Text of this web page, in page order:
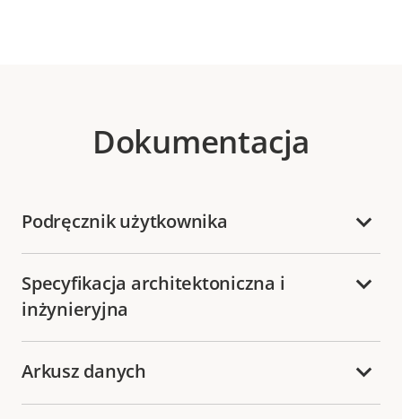
Dokumentacja
Podręcznik użytkownika
Specyfikacja architektoniczna i
inżynieryjna
Arkusz danych